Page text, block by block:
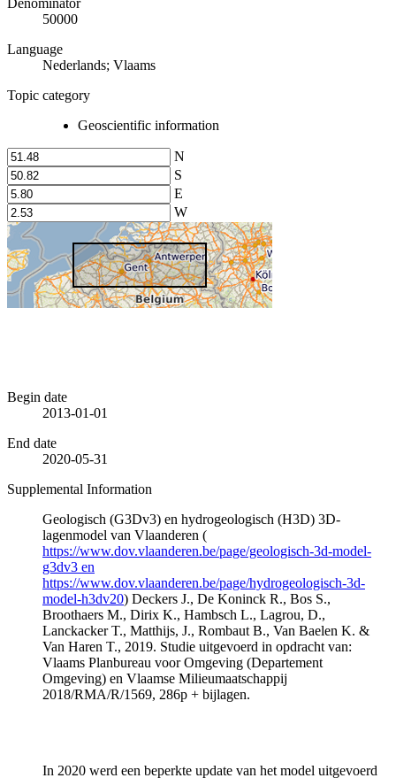
50000
Language
Nederlands; Vlaams
Topic category
Geoscientific information
N
S
E
W
Begin date
2013-01-01
End date
2020-05-31
Supplemental Information
Geologisch (G3Dv3) en hydrogeologisch (H3D) 3D-
lagenmodel van Vlaanderen (
https://www.dov.vlaanderen.be/page/geologisch-3d-model-
g3dv3 en
https://www.dov.vlaanderen.be/page/hydrogeologisch-3d-
model-h3dv20) Deckers J., De Koninck R., Bos S.,
Broothaers M., Dirix K., Hambsch L., Lagrou, D.,
Lanckacker T., Matthijs, J., Rombaut B., Van Baelen K. &
Van Haren T., 2019. Studie uitgevoerd in opdracht van:
Vlaams Planbureau voor Omgeving (Departement
Omgeving) en Vlaamse Milieumaatschappij
2018/RMA/R/1569, 286p + bijlagen.
In 2020 werd een beperkte update van het model uitgevoerd